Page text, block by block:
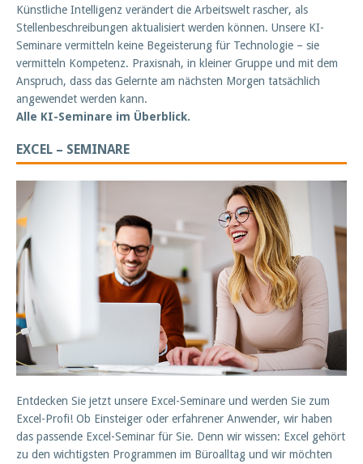
Künstliche Intelligenz verändert die Arbeitswelt rascher, als
Stellenbeschreibungen aktualisiert werden können. Unsere KI-
Seminare vermitteln keine Begeisterung für Technologie – sie
vermitteln Kompetenz. Praxisnah, in kleiner Gruppe und mit dem
Anspruch, dass das Gelernte am nächsten Morgen tatsächlich
angewendet werden kann.
Alle KI-Seminare im Überblick.
EXCEL – SEMINARE
Entdecken Sie jetzt unsere Excel-Seminare und werden Sie zum
Excel-Profi! Ob Einsteiger oder erfahrener Anwender, wir haben
das passende Excel-Seminar für Sie. Denn wir wissen: Excel gehört
zu den wichtigsten Programmen im Büroalltag und wir möchten